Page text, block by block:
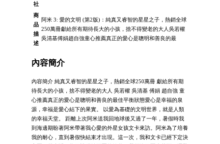
社
商
品
描
述
阿米 3: 愛的文明 (第2版)：純真又睿智的星星之子，熱銷全球
250萬冊獻給所有期待長大的小孩，捨不得變老的大人吳若權
吳清基傅娟趙自強童心推薦真正的愛心是聰明和善良的最
內容簡介
內容簡介 純真又睿智的星星之子，熱銷全球250萬冊 獻給所有期
待長大的小孩，捨不得變老的大人 吳若權 吳清基 傅娟 趙自強 童
心推薦真正的愛心是聰明和善良的最佳平衡狀態愛心是幸福的泉
源，幸福是愛心結下的果實。 以愛為基礎的文明世界，就是人類
的幸福天堂。 距離上次阿米送我回地球後又過了一年，暑假時我
到海邊期盼著阿米帶著我心愛的外星女孩文卡來訪。阿米為了培養
我的耐心，直到暑假快結束才出現。這一次，我和文卡已經下定決